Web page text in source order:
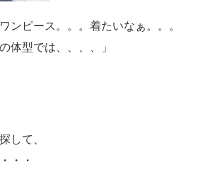
ンピース。。。着たいなぁ。。。
体型では、、、、」
して、
・・